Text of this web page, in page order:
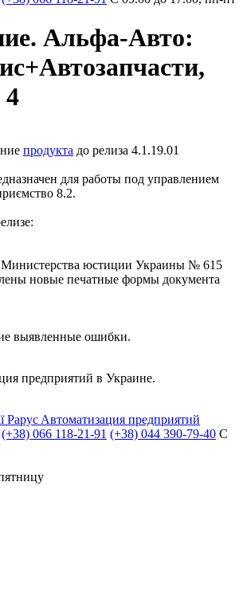
Альфа-Авто:
4
продукта до релиза 4.1.19.01
для работы под управлением
8.2.
Министерства юстиции Украины № 615
новые печатные формы документа
выявленные ошибки.
предприятий в Украине.
Aвтоматизация предприятий
(+38) 066 118-21-91 (+38) 044 390-79-40 С